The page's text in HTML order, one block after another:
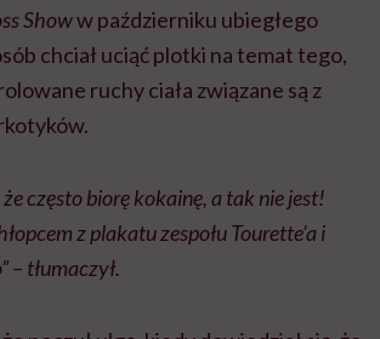
Showw październiku ubiegłego
chciał uciąć plotki na temat tego,
ruchy ciała związane są z
często biorę kokainę, a tak nie jest!
z plakatu zespołu Tourette’a i
– tłumaczył.